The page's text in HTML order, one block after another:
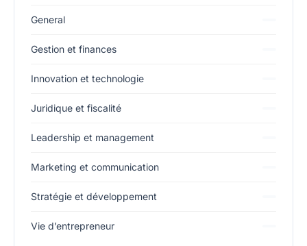
General
Gestion et finances
Innovation et technologie
Juridique et fiscalité
Leadership et management
Marketing et communication
Stratégie et développement
Vie d’entrepreneur